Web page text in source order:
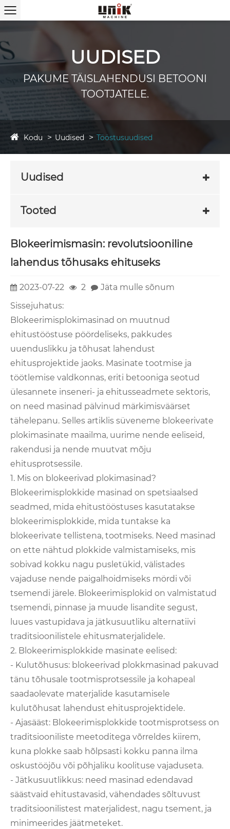
UUDISED
PAKUME TÄISLAHENDUSI BETOONI
TOOTJATELE.
Kodu Uudised Tööstusuudised
Uudised
Tooted
Blokeerimismasin: revolutsiooniline
lahendus tõhusaks ehituseks
2023-07-22 2
Jäta mulle sõnum
Sissejuhatus:
Blokeerimisplokimasinad on muutnud
ehitustööstuse pöördeliseks, pakkudes
uuenduslikku ja tõhusat lahendust
ehitusprojektide jaoks. Masinate tootmise ja
töötlemise valdkonnas, eriti betooniga seotud
ülesannete inseneri- ja ehitusseadmete sektoris,
on need masinad pälvinud märkimisväärset
tähelepanu. Selles artiklis süveneme blokeerivate
plokimasinate maailma, uurime nende eeliseid,
rakendusi ja nende muutvat mõju
ehitusprotsessile.
1. Mis on blokeerivad plokimasinad?
Blokeerimisplokkide masinad on spetsiaalsed
seadmed, mida ehitustööstuses kasutatakse
blokeerimisplokkide, mida tuntakse ka
blokeerivate tellistena, tootmiseks. Need masinad
on ette nähtud plokkide valmistamiseks, mis
sobivad kokku nagu pusletükid, välistades
vajaduse nende paigalhoidmiseks mördi või
tsemendi järele. Blokeerimisplokid on valmistatud
tsemendi, pinnase ja muude lisandite segust,
luues vastupidava ja jätkusuutliku alternatiivi
traditsioonilistele ehitusmaterjalidele.
2. Blokeerimisplokkide masinate eelised:
- Kulutõhusus: blokeerivad plokkmasinad pakuvad
tänu tõhusale tootmisprotsessile ja kohapeal
saadaolevate materjalide kasutamisele
kulutõhusat lahendust ehitusprojektidele.
- Ajasääst: Blokeerimisplokkide tootmisprotsess on
traditsiooniliste meetoditega võrreldes kiirem,
kuna plokke saab hõlpsasti kokku panna ilma
oskustööjõu või põhjaliku koolituse vajaduseta.
- Jätkusuutlikkus: need masinad edendavad
säästvaid ehitustavasid, vähendades sõltuvust
traditsioonilistest materjalidest, nagu tsement, ja
minimeerides jäätmeteket.